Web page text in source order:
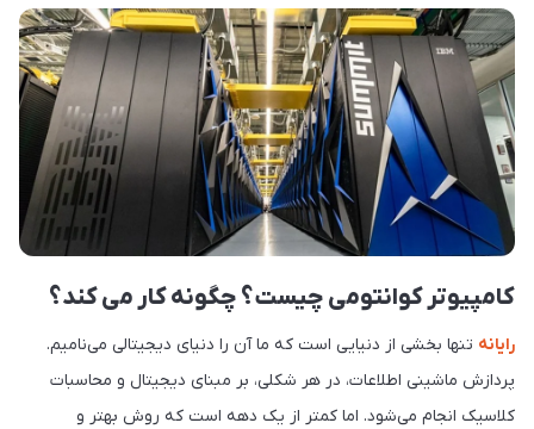
کامپیوتر کوانتومی چیست؟ چگونه کار می کند؟
رایانه تنها بخشی از دنیایی است که ما آن را دنیای دیجیتالی می‌نامیم.
پردازش ماشینی اطلاعات، در هر شکلی، بر مبنای دیجیتال و محاسبات
کلاسیک انجام می‌شود. اما کمتر از یک دهه است که روش بهتر و